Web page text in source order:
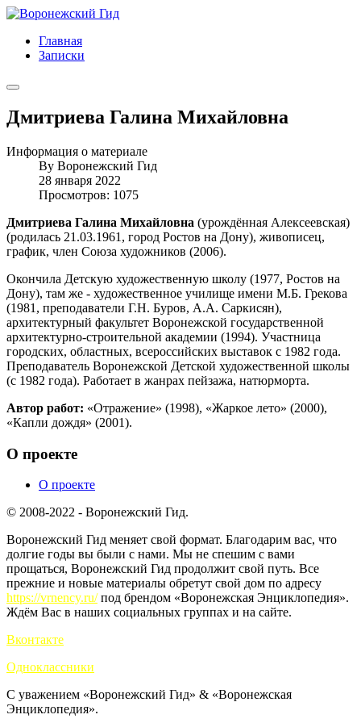
Главная
Записки
Дмитриева Галина Михайловна
Информация о материале
By Воронежский Гид
28 января 2022
Просмотров: 1075
Дмитриева Галина Михайловна (урождённая Алексеевская)
(родилась 21.03.1961, город Ростов на Дону), живописец,
график, член Союза художников (2006).
Окончила Детскую художественную школу (1977, Ростов на
Дону), там же - художественное училище имени М.Б. Грекова
(1981, преподаватели Г.Н. Буров, А.А. Саркисян),
архитектурный факультет Воронежской государственной
архитектурно-строительной академии (1994). Участница
городских, областных, всероссийских выставок с 1982 года.
Преподаватель Воронежской Детской художественной школы
(с 1982 года). Работает в жанрах пейзажа, натюрморта.
Автор работ: «Отражение» (1998), «Жаркое лето» (2000),
«Капли дождя» (2001).
О проекте
О проекте
© 2008-2022 - Воронежский Гид.
Воронежский Гид меняет свой формат. Благодарим вас, что
долгие годы вы были с нами. Мы не спешим с вами
прощаться, Воронежский Гид продолжит свой путь. Все
прежние и новые материалы обретут свой дом по адресу
https://vrnency.ru/под брендом «Воронежская Энциклопедия».
Ждём Вас в наших социальных группах и на сайте.
Вконтакте
Одноклассники
С уважением «Воронежский Гид» & «Воронежская
Энциклопедия».